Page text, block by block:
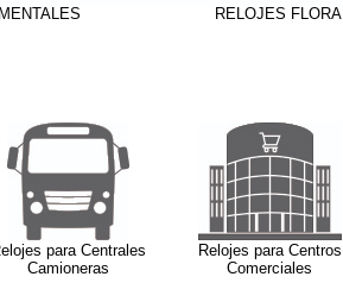
RELOJES
para Centrales
Camioneras
Relojes para Centros
Comerciales